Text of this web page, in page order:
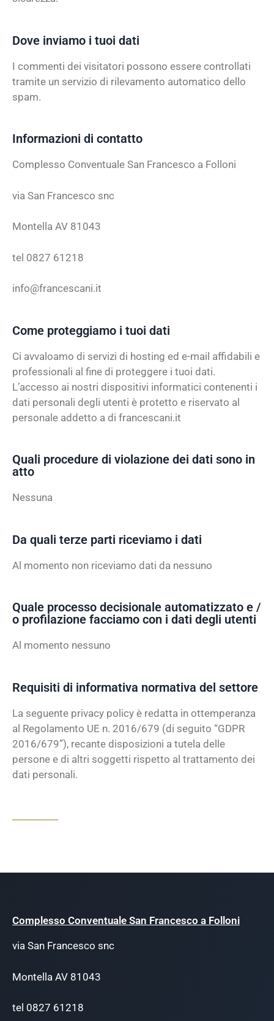
Dove inviamo i tuoi dati
I commenti dei visitatori possono essere controllati
tramite un servizio di rilevamento automatico dello
spam.
Informazioni di contatto
Complesso Conventuale San Francesco a Folloni
via San Francesco snc
Montella AV 81043
tel 0827 61218
info@francescani.it
Come proteggiamo i tuoi dati
Ci avvaloamo di servizi di hosting ed e-mail affidabili e
professionali al fine di proteggere i tuoi dati.
L’accesso ai nostri dispositivi informatici contenenti i
dati personali degli utenti è protetto e riservato al
personale addetto a di francescani.it
Quali procedure di violazione dei dati sono in
atto
Nessuna
Da quali terze parti riceviamo i dati
Al momento non riceviamo dati da nessuno
Quale processo decisionale automatizzato e /
o profilazione facciamo con i dati degli utenti
Al momento nessuno
Requisiti di informativa normativa del settore
La seguente privacy policy è redatta in ottemperanza
al Regolamento UE n. 2016/679 (di seguito “GDPR
2016/679”), recante disposizioni a tutela delle
persone e di altri soggetti rispetto al trattamento dei
dati personali.
Complesso Conventuale San Francesco a Folloni
via San Francesco snc
Montella AV 81043
tel 0827 61218